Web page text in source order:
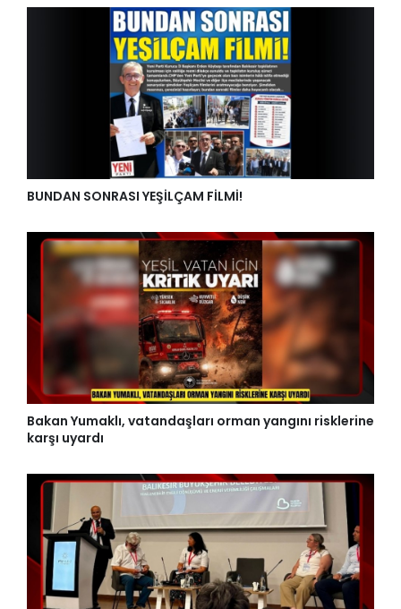
BUNDAN SONRASI YEŞİLÇAM FİLMİ!
Bakan Yumaklı, vatandaşları orman yangını risklerine
karşı uyardı